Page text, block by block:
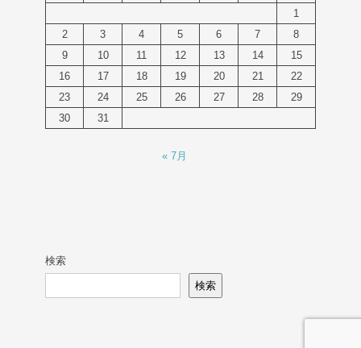
1
2
3 4 5 6 7
8
9
10 11 12 13 14
15
16
17 18 19 20 21
22
23
24 25 26 27 28
29
30
31
« 7月
検索
検索